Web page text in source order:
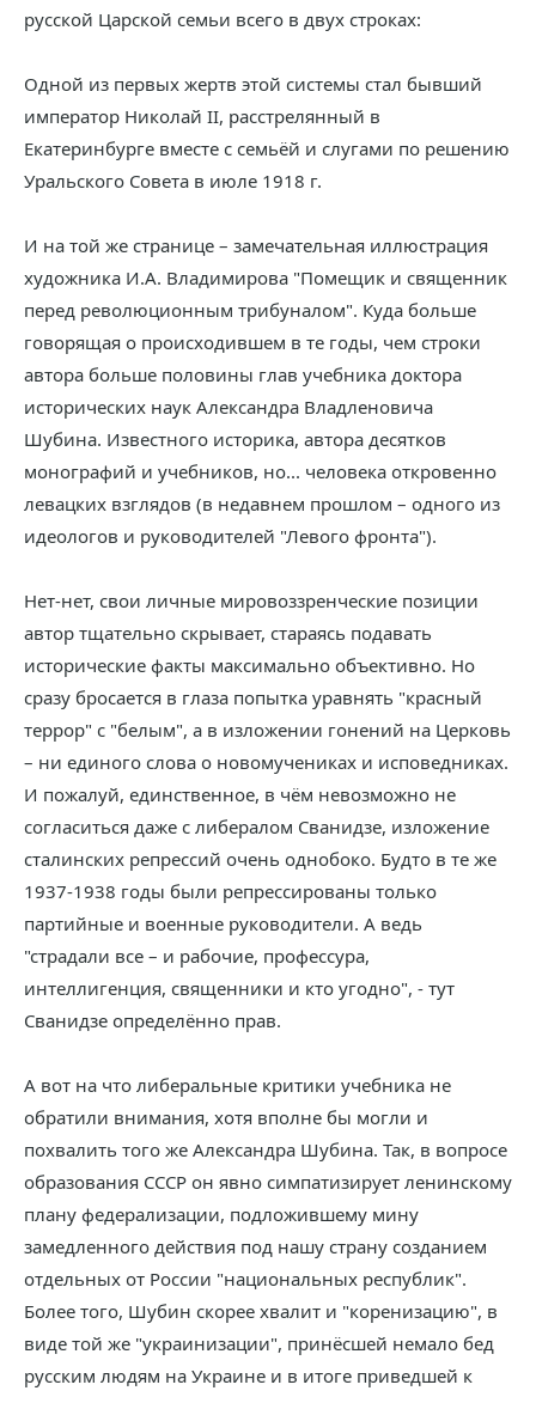
русской Царской семьи всего в двух строках:
Одной из первых жертв этой системы стал бывший
император Николай II, расстрелянный в
Екатеринбурге вместе с семьёй и слугами по решению
Уральского Совета в июле 1918 г.
И на той же странице – замечательная иллюстрация
художника И.А. Владимирова "Помещик и священник
перед революционным трибуналом". Куда больше
говорящая о происходившем в те годы, чем строки
автора больше половины глав учебника доктора
исторических наук Александра Владленовича
Шубина. Известного историка, автора десятков
монографий и учебников, но... человека откровенно
левацких взглядов (в недавнем прошлом – одного из
идеологов и руководителей "Левого фронта").
Нет-нет, свои личные мировоззренческие позиции
автор тщательно скрывает, стараясь подавать
исторические факты максимально объективно. Но
сразу бросается в глаза попытка уравнять "красный
террор" с "белым", а в изложении гонений на Церковь
– ни единого слова о новомучениках и исповедниках.
И пожалуй, единственное, в чём невозможно не
согласиться даже с либералом Сванидзе, изложение
сталинских репрессий очень однобоко. Будто в те же
1937-1938 годы были репрессированы только
партийные и военные руководители. А ведь
"страдали все – и рабочие, профессура,
интеллигенция, священники и кто угодно", - тут
Сванидзе определённо прав.
А вот на что либеральные критики учебника не
обратили внимания, хотя вполне бы могли и
похвалить того же Александра Шубина. Так, в вопросе
образования СССР он явно симпатизирует ленинскому
плану федерализации, подложившему мину
замедленного действия под нашу страну созданием
отдельных от России "национальных республик".
Более того, Шубин скорее хвалит и "коренизацию", в
виде той же "украинизации", принёсшей немало бед
русским людям на Украине и в итоге приведшей к